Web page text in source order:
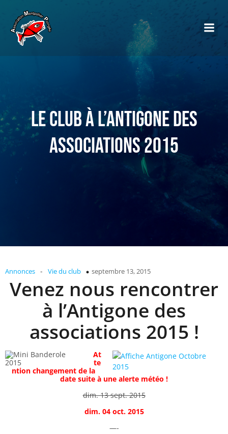
Le club à l’Antigone des
associations 2015
Annonces - Vie du club septembre 13, 2015
Venez nous rencontrer
à l’Antigone des
associations 2015 !
At
te
ntion changement de la
date suite à une alerte météo !
dim. 13 sept. 2015
dim. 04 oct. 2015
—-